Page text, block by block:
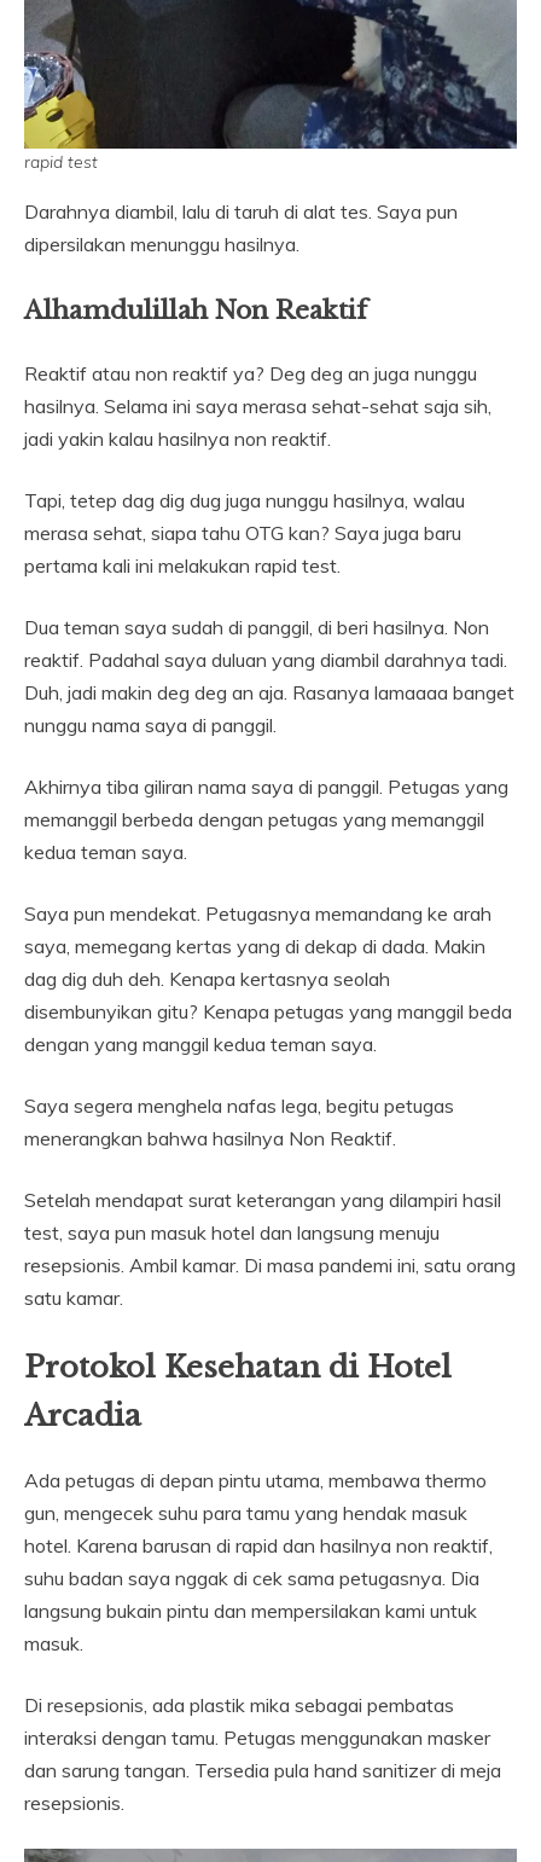
rapid test
Darahnya diambil, lalu di taruh di alat tes. Saya pun
dipersilakan menunggu hasilnya.
Alhamdulillah Non Reaktif
Reaktif atau non reaktif ya? Deg deg an juga nunggu
hasilnya. Selama ini saya merasa sehat-sehat saja sih,
jadi yakin kalau hasilnya non reaktif.
Tapi, tetep dag dig dug juga nunggu hasilnya, walau
merasa sehat, siapa tahu OTG kan? Saya juga baru
pertama kali ini melakukan rapid test.
Dua teman saya sudah di panggil, di beri hasilnya. Non
reaktif. Padahal saya duluan yang diambil darahnya tadi.
Duh, jadi makin deg deg an aja. Rasanya lamaaaa banget
nunggu nama saya di panggil.
Akhirnya tiba giliran nama saya di panggil. Petugas yang
memanggil berbeda dengan petugas yang memanggil
kedua teman saya.
Saya pun mendekat. Petugasnya memandang ke arah
saya, memegang kertas yang di dekap di dada. Makin
dag dig duh deh. Kenapa kertasnya seolah
disembunyikan gitu? Kenapa petugas yang manggil beda
dengan yang manggil kedua teman saya.
Saya segera menghela nafas lega, begitu petugas
menerangkan bahwa hasilnya Non Reaktif.
Setelah mendapat surat keterangan yang dilampiri hasil
test, saya pun masuk hotel dan langsung menuju
resepsionis. Ambil kamar. Di masa pandemi ini, satu orang
satu kamar.
Protokol Kesehatan di Hotel
Arcadia
Ada petugas di depan pintu utama, membawa thermo
gun, mengecek suhu para tamu yang hendak masuk
hotel. Karena barusan di rapid dan hasilnya non reaktif,
suhu badan saya nggak di cek sama petugasnya. Dia
langsung bukain pintu dan mempersilakan kami untuk
masuk.
Di resepsionis, ada plastik mika sebagai pembatas
interaksi dengan tamu. Petugas menggunakan masker
dan sarung tangan. Tersedia pula hand sanitizer di meja
resepsionis.